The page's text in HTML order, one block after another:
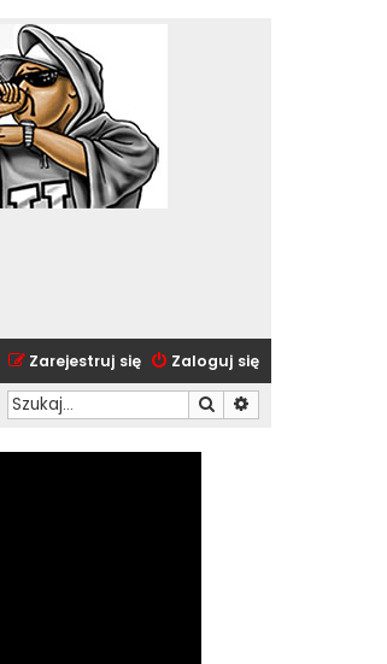
Zaloguj się
Zarejestruj się
Szukaj